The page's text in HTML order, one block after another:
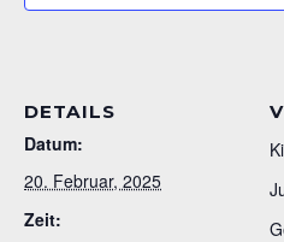
DETAILS
Datum:
20. Februar, 2025
Zeit: